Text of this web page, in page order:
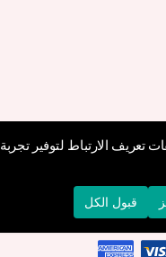
طلب؟
تعريف الارتباط لتوفير تجربة
قبول الكل